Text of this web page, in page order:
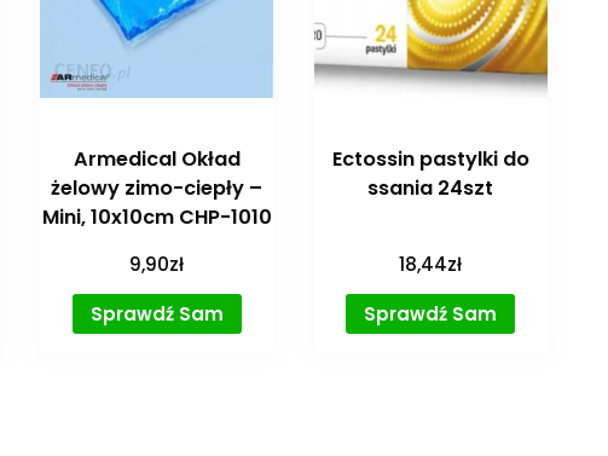
Armedical Okład
żelowy zimo-ciepły –
Mini, 10x10cm CHP-1010
9,90zł
Sprawdź Sam
Ectossin pastylki do
ssania 24szt
18,44zł
Sprawdź Sam